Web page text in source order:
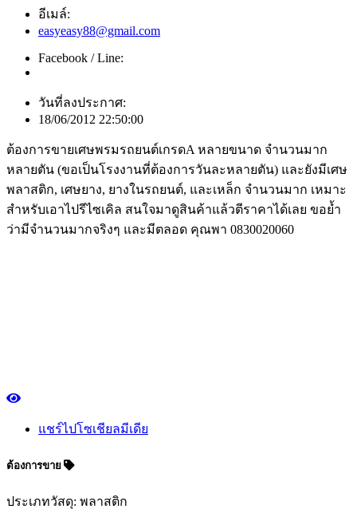
อีเมล์:
easyeasy88@gmail.com
Facebook / Line:
วันที่ลงประกาศ:
18/06/2012 22:50:00
ต้องการขายเศษพรมรถยนต์เกรดA หลายขนาด จำนวนมาก
หลายตัน (ขอเป็นโรงงานที่ต้องการวันละหลายตัน) และยังมีเศษ
พลาสติก, เศษยาง, ยางในรถยนต์, และเหล็ก จำนวนมาก เหมาะ
สำหรับเอาไปรีไซเคิล สนใจมาดูสินค้าแล้วตีราคาได้เลย ขอย้ำ
ว่ามีจำนวนมากจริงๆ และมีตลอด คุณพา 0830020060
แชร์ไปโซเชียลมีเดีย
ต้องการขาย
ประเภทวัสดุ: พลาสติก